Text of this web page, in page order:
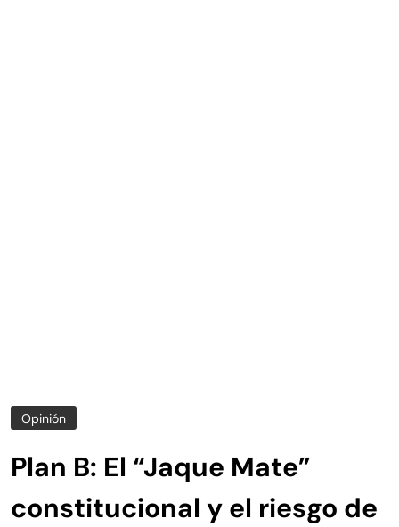
Opinión
Plan B: El “Jaque Mate”
constitucional y el riesgo de